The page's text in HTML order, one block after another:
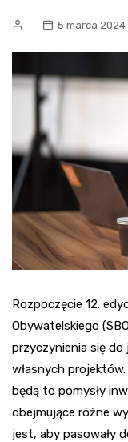
5 marca 2024
Rozpoczęcie 12.
Obywatelskiego
przyczynienia się do
własnych
będą to pomysły
obejmujące różne
jest, aby pasowały